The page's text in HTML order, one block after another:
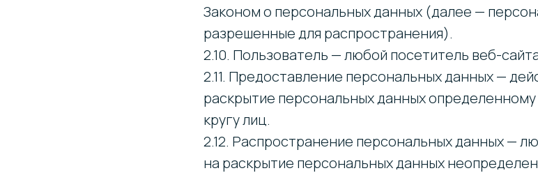
Законом о персональных данных (далее —
разрешенные для распространения).
2.10. Пользователь — любой посетитель веб-
2.11. Предоставление персональных данных —
раскрытие персональных данных
кругу лиц.
2.12. Распространение персональных данных —
на раскрытие персональных данных